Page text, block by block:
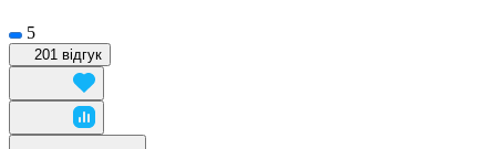
5
201 відгук